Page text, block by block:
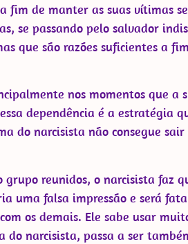
fim de manter as suas vítimas
se passando pelo salvador
que são razões suficientes a
nos momentos que a
dependência é a estratégia
do narcisista não consegue sair
reunidos, o narcisista faz
uma falsa impressão e será
os demais. Ele sabe usar
narcisista, passa a ser